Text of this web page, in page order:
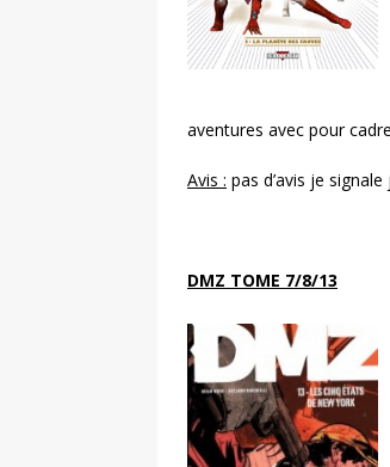
aventures avec pour
Avis : pas d’avis je
DMZ TOME 7/8/13